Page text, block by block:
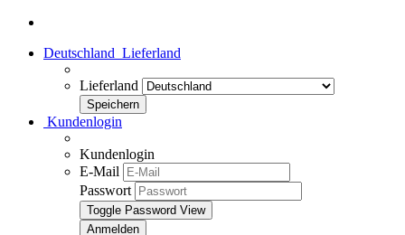
Deutschland Lieferland
Lieferland
Kundenlogin
Kundenlogin
E-Mail
Passwort
Toggle Password View